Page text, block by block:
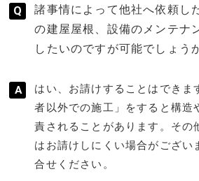
諸事情によって他社へ依頼し
の建屋屋根、設備のメンテナ
したいのですが可能でしょう
はい、お請けすることはできま
者以外での施工」をすると構造
責されることがあります。その
はお請けしにくい場合がござい
合せください。